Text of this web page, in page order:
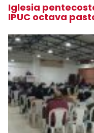
Iglesia
IPUC octava